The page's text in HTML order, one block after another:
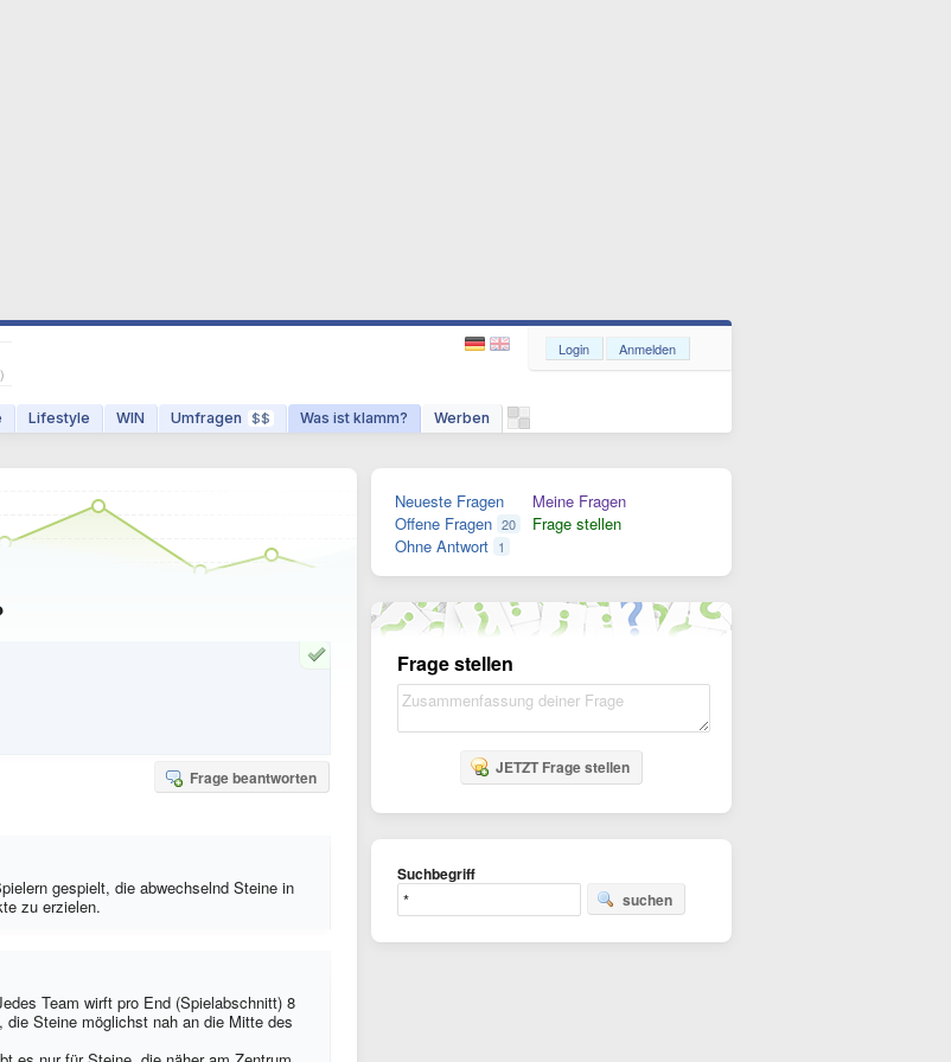
)
Lifestyle WIN Umfragen $$ Was ist klamm? Werben
Login Anmelden
Frage beantworten
gespielt, die abwechselnd Steine in
zu erzielen.
Team wirft pro End (Spielabschnitt) 8
Steine möglichst nah an die Mitte des
Neueste Fragen
Offene Fragen 20
Ohne Antwort 1
Meine Fragen
Frage stellen
Frage stellen
JETZT Frage stellen
Suchbegriff
suchen